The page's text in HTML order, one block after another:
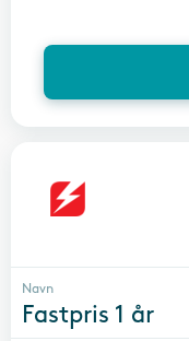
Navn
Fastpris 1 år